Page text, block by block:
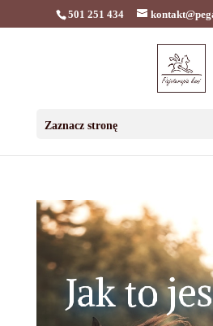
501 251 434
Zaznacz stronę
Jak to